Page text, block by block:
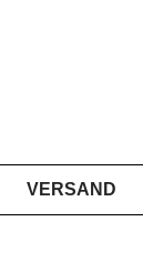
VERSAND